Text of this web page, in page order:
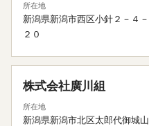
所在地
新潟県新潟市西区小針２－４－
２０
株式会社廣川組
所在地
新潟県新潟市北区太郎代御城山